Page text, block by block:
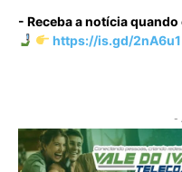
- Receba a notícia
https://is.gd/2nA6u1
-